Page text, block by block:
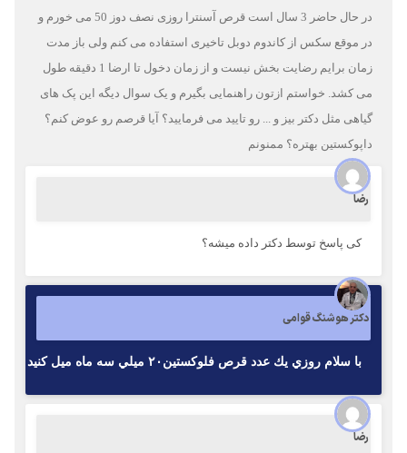
در حال حاضر 3 سال است قرص آسنترا روزی نصف دوز 50 می خورم و
در موقع سکس از کاندوم دوبل تاخیری استفاده می کنم ولی باز مدت
زمان برایم رضایت بخش نیست و از زمان دخول تا ارضا 1 دقیقه طول
می کشد. خواستم ازتون راهنمایی بگیرم و یک سوال دیگه این پک های
گیاهی مثل دکتر بیز و ... رو تایید می فرمایید؟ آیا قرصم رو عوض کنم؟
داپوکستین بهتره؟ ممنونم
رضا
کی پاسخ توسط دکتر داده میشه؟
دکتر هوشنگ قوامی
با سلام روزي يك عدد قرص فلوكستين٢٠ ميلي سه ماه ميل كنيد
رضا